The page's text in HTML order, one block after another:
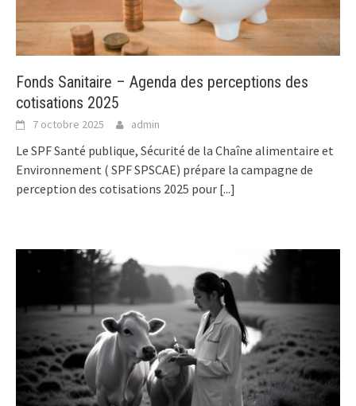
Fonds Sanitaire – Agenda des perceptions des
cotisations 2025
7 octobre 2025 admin
Le SPF Santé publique, Sécurité de la Chaîne alimentaire et
Environnement ( SPF SPSCAE) prépare la campagne de
perception des cotisations 2025 pour [...]